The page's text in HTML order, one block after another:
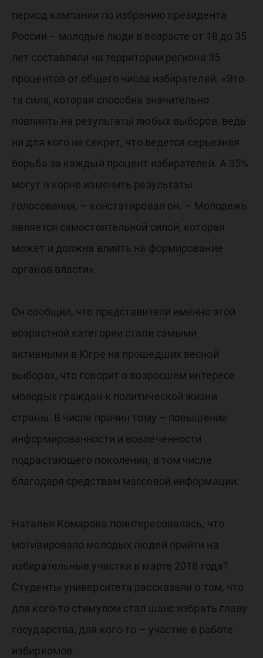
период кампании по избранию президента
России – молодые люди в возрасте от 18 до 35
лет составляли на территории региона 35
процентов от общего числа избирателей. «Это
та сила, которая способна значительно
повлиять на результаты любых выборов, ведь
ни для кого не секрет, что ведется серьезная
борьба за каждый процент избирателей. А 35%
могут в корне изменить результаты
голосования, – констатировал он. – Молодежь
является самостоятельной силой, которая
может и должна влиять на формирование
органов власти».
Он сообщил, что представители именно этой
возрастной категории стали самыми
активными в Югре на прошедших весной
выборах, что говорит о возросшем интересе
молодых граждан к политической жизни
страны. В числе причин тому – повышение
информированности и вовлеченности
подрастающего поколения, в том числе
благодаря средствам массовой информации.
Наталья Комарова поинтересовалась, что
мотивировало молодых людей прийти на
избирательные участки в марте 2018 года?
Студенты университета рассказали о том, что
для кого-то стимулом стал шанс избрать главу
государства, для кого-то – участие в работе
избиркомов.